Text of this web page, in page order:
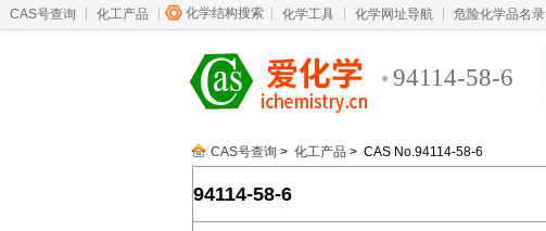
CAS号查询 化工产品 化学结构搜索 化学工具 化学网址导航 危险化学品名录
94114-58-6
CAS号查询 > 化工产品 > CAS No.94114-58-6
94114-58-6